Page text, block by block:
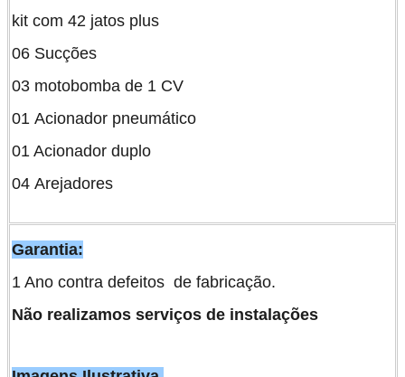
kit com 42 jatos plus
06 Sucções
03 motobomba de 1 CV
01 Acionador pneumático
01 Acionador duplo
04 Arejadores
Garantia:
1 Ano contra defeitos de fabricação.
Não realizamos serviços de instalações